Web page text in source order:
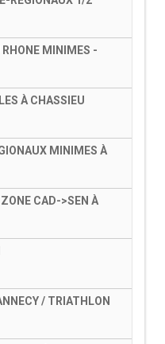
MINIMES -
À CHASSIEU
MINIMES À
CAD->SEN À
/ TRIATHLON